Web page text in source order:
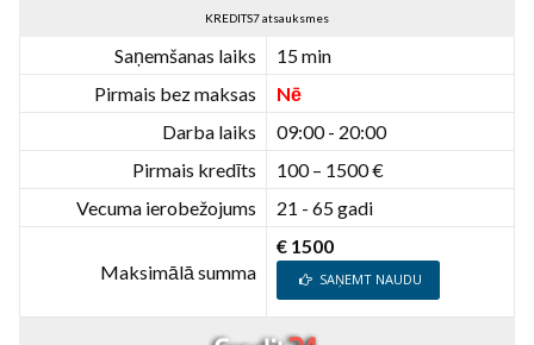
KREDITS7 atsauksmes
Saņemšanas laiks
15 min
Pirmais bez maksas
Nē
Darba laiks
09:00 - 20:00
Pirmais kredīts
100 – 1500 €
Vecuma ierobežojums
21 - 65 gadi
Maksimālā summa
€ 1500
SAŅEMT NAUDU